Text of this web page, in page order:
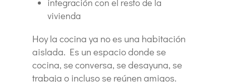
integración con el resto de la
vivienda
Hoy la cocina ya no es una habitación
aislada. Es un espacio donde se
cocina, se conversa, se desayuna, se
trabaja o incluso se reúnen amigos.